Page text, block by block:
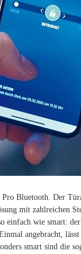
Bluetooth. Der
mit zahlreichen
einfach wie smart:
angebracht,
smart sind die